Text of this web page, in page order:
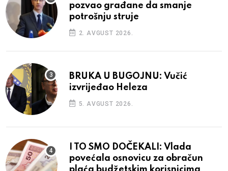
pozvao građane da smanje
potrošnju struje
2. AVGUST 2026.
BRUKA U BUGOJNU: Vučić
izvrijeđao Heleza
5. AVGUST 2026.
I TO SMO DOČEKALI: Vlada
povećala osnovicu za obračun